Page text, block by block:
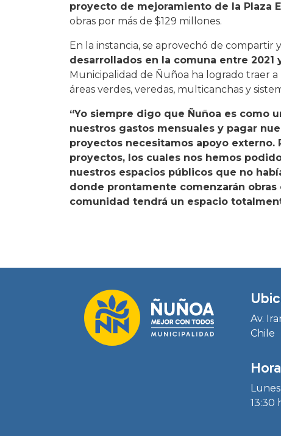
proyecto de mejoramiento de la Plaza
obras por más de $129 millones.
En la instancia, se aprovechó de compartir
desarrollados en la comuna entre
Municipalidad de Ñuñoa ha logrado traer a
áreas verdes, veredas, multicanchas y
“Yo siempre digo que Ñuñoa es como
nuestros gastos mensuales y pagar
proyectos necesitamos apoyo
proyectos, los cuales nos hemos
nuestros espacios públicos que no
donde prontamente comenzarán
comunidad tendrá un espacio
Av.
Chile
13:30